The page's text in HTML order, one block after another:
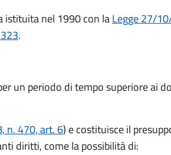
istituita nel 1990 con laLegge 27/
.
un periodo di tempo superiore ai
n. 470, art. 6) e costituisce il
diritti, come la possibilità di: